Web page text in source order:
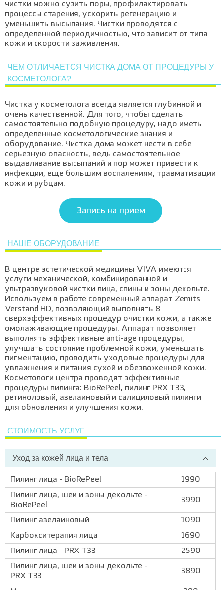
чистки можно сузить поры, профилактировать
процессы старения, ускорить регенерацию и
уменьшить высыпания. Чистки проводятся с
определенной периодичностью, что зависит от типа
кожи и скорости заживления.
ЧЕМ ОТЛИЧАЕТСЯ ЧИСТКА ДОМА ОТ ПРОЦЕДУРЫ У
КОСМЕТОЛОГА?
Чистка у косметолога всегда является глубинной и
очень качественной. Для того, чтобы сделать
самостоятельно подобную процедуру, надо иметь
определенные косметологические знания и
оборудование. Чистка дома может нести в себе
серьезную опасность, ведь самостоятельное
выдавливание высыпаний и пор может привести к
инфекции, еще большим воспалениям, травматизации
кожи и рубцам.
Запись на прием
НАШЕ ОБОРУДОВАНИЕ
В центре эстетической медицины VIVA имеются
услуги механической, комбинированной и
ультразвуковой чистки лица, спины и зоны декольте.
Используем в работе современный аппарат Zemits
Verstand HD, позволяющий выполнять 8
сверхэффективных процедур очистки кожи, а также
омолаживающие процедуры. Аппарат позволяет
выполнять эффективные anti-age процедуры,
улучшать состояние проблемной кожи, уменьшать
пигментацию, проводить уходовые процедуры для
увлажнения и питания сухой и обезвоженной кожи.
Косметологи центра проводят эффективные
процедуры пилинга: BioRePeel, пилинг PRX T33,
ретиноловый, азелаиновый и салициловый пилинги
для обновления и улучшения кожи.
СТОИМОСТЬ УСЛУГ
Уход за кожей лица и тела
Пилинг лица - BioRePeel
1990
Пилинг лица, шеи и зоны декольте -
BioRePeel
3990
Пилинг азелаиновый
1090
Карбокситерапия лица
1690
Пилинг лица - PRX T33
2590
Пилинг лица, шеи и зоны декольте -
PRX T33
3890